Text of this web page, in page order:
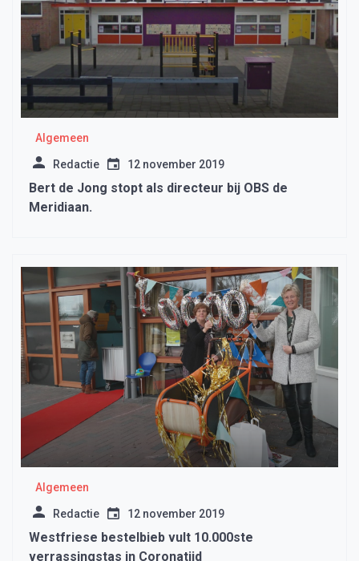
Algemeen
Redactie 12 november 2019
Bert de Jong stopt als directeur bij OBS de
Meridiaan.
Algemeen
Redactie 12 november 2019
Westfriese bestelbieb vult 10.000ste
verrassingstas in Coronatijd